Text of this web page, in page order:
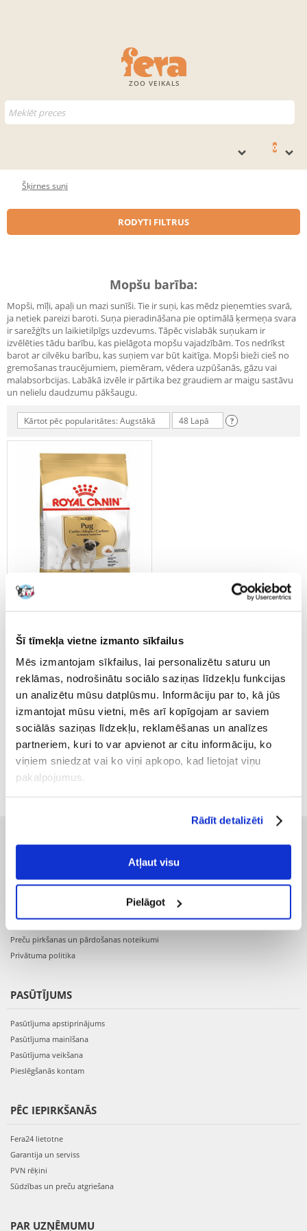
Šī tīmekļa vietne izmanto sīkfailus
Mēs izmantojam sīkfailus, lai personalizētu saturu un
reklāmas, nodrošinātu sociālo saziņas līdzekļu funkcijas
un analizētu mūsu datplūsmu. Informāciju par to, kā jūs
izmantojat mūsu vietni, mēs arī kopīgojam ar saviem
sociālās saziņas līdzekļu, reklamēšanas un analīzes
partneriem, kuri to var apvienot ar citu informāciju, ko
viņiem sniedzat vai ko viņi apkopo, kad lietojat viņu
pakalpojumus.
Rādīt detalizēti
Atļaut visu
Pielāgot
ZOO VEIKALS
0
Šķirnes suņi
RODYTI FILTRUS
Mopšu barība:
Mopši, mīļi, apaļi un mazi sunīši. Tie ir suņi, kas mēdz pieņemties svarā,
ja netiek pareizi baroti. Suņa pieradināšana pie optimālā ķermeņa svara
ir sarežģīts un laikietilpīgs uzdevums. Tāpēc vislabāk suņukam ir
izvēlēties tādu barību, kas pielāgota mopšu vajadzībām. Tos nedrīkst
barot ar cilvēku barību, kas suņiem var būt kaitīga. Mopši bieži cieš no
gremošanas traucējumiem, piemēram, vēdera uzpūšanās, gāzu vai
malabsorbcijas. Labākā izvēle ir pārtika bez graudiem ar maigu sastāvu
un nelielu daudzumu pākšaugu.
Kārtot pēc popularitātes: Augstākā 48 Lapā ?
Royal Canin Pug Adult 1,5 kg
€13.34
(8.89 € / kg)
PIEVIENOT GROZAM
PIRMS IEPIRKŠANĀS
Preču piegāde
Reģistrācija interneta veikalā
Preču pirkšanas un pārdošanas noteikumi
Privātuma politika
PASŪTĪJUMS
Pasūtījuma apstiprinājums
Pasūtījuma mainīšana
Pasūtījuma veikšana
Pieslēgšanās kontam
PĒC IEPIRKŠANĀS
Fera24 lietotne
Garantija un serviss
PVN rēķini
Sūdzības un preču atgriešana
PAR UZŅĒMUMU